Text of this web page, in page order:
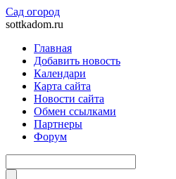
Сад огород
sottkadom.ru
Главная
Добавить новость
Календари
Карта сайта
Новости сайта
Обмен ссылками
Партнеры
Форум